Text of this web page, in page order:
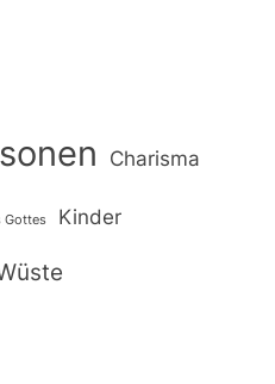
Charisma
Gottes Kinder